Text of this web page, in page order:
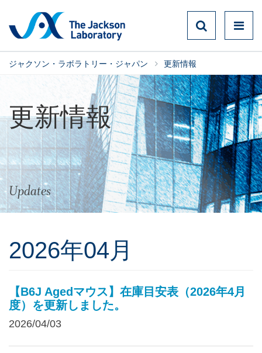
ジャクソン・ラボラトリー・ジャパン 更新情報
更新情報
Updates
2026年04月
【B6J Agedマウス】在庫目安表（2026年4月
度）を更新しました。
2026/04/03